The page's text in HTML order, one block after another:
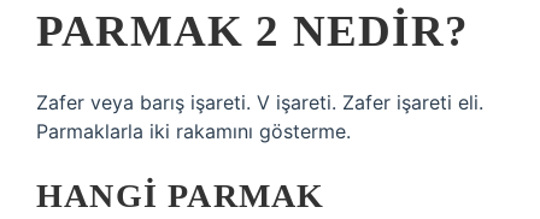
PARMAK 2 NEDIR?
Zafer veya barış işareti. V işareti. Zafer işareti eli.
Parmaklarla iki rakamını gösterme.
HANGI PARMAK